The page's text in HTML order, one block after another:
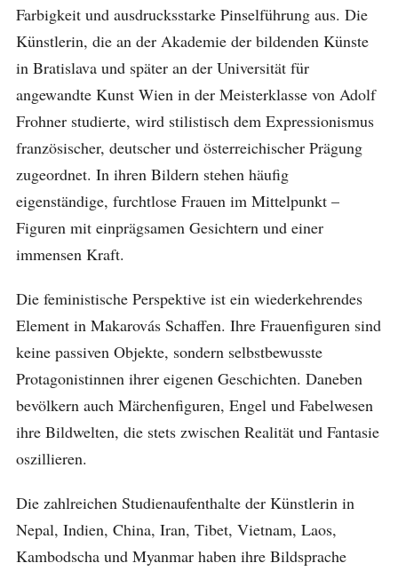
Farbigkeit und ausdrucksstarke Pinselführung aus. Die
Künstlerin, die an der Akademie der bildenden Künste
in Bratislava und später an der Universität für
angewandte Kunst Wien in der Meisterklasse von Adolf
Frohner studierte, wird stilistisch dem Expressionismus
französischer, deutscher und österreichischer Prägung
zugeordnet. In ihren Bildern stehen häufig
eigenständige, furchtlose Frauen im Mittelpunkt –
Figuren mit einprägsamen Gesichtern und einer
immensen Kraft.
Die feministische Perspektive ist ein wiederkehrendes
Element in Makarovás Schaffen. Ihre Frauenfiguren sind
keine passiven Objekte, sondern selbstbewusste
Protagonistinnen ihrer eigenen Geschichten. Daneben
bevölkern auch Märchenfiguren, Engel und Fabelwesen
ihre Bildwelten, die stets zwischen Realität und Fantasie
oszillieren.
Die zahlreichen Studienaufenthalte der Künstlerin in
Nepal, Indien, China, Iran, Tibet, Vietnam, Laos,
Kambodscha und Myanmar haben ihre Bildsprache